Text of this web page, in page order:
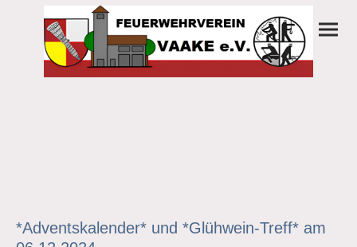
*Adventskalender* und *Glühwein-Treff* am